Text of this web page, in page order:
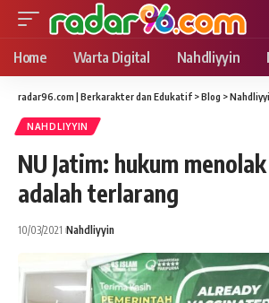
Home Warta Digital Nahdliyyin
radar96.com | Berkarakter dan Edukatif >Blog >
NAHDLIYYIN
NU Jatim: hukum
adalah terlarang
10/03/2021 Nahdliyyin